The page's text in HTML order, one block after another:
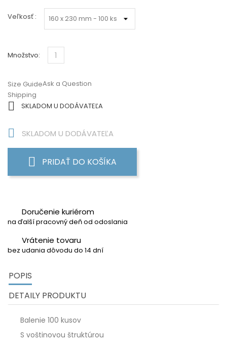
Veľkosť :
Množstvo:
Size Guide
Shipping
Ask a Question
 SKLADOM U DODÁVATEĽA
 SKLADOM U DODÁVATEĽA
PRIDAŤ DO KOŠÍKA
Doručenie kuriérom
na ďalší pracovný deň od odoslania
Vrátenie tovaru
bez udania dôvodu do 14 dní
POPIS
DETAILY PRODUKTU
Balenie 100 kusov
S voštinovou štruktúrou